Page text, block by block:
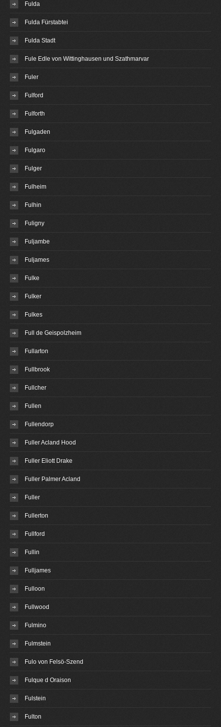
Fulda
Fulda Fürstabtei
Fulda Stadt
Fule Edle von Wittinghausen und Szathmarvar
Fuler
Fulford
Fulforth
Fulgaden
Fulgaro
Fulger
Fulheim
Fulhin
Fuligny
Fuljambe
Fuljames
Fulke
Fulker
Fulkes
Full de Geispolzheim
Fullarton
Fullbrook
Fullcher
Fullen
Fullendorp
Fuller Acland Hood
Fuller Eliott Drake
Fuller Palmer Acland
Fuller
Fullerton
Fullford
Fullin
Fulljames
Fulloon
Fullwood
Fulmino
Fulmstein
Fulo von Felsö-Szend
Fulque d Oraison
Fulstein
Fulton